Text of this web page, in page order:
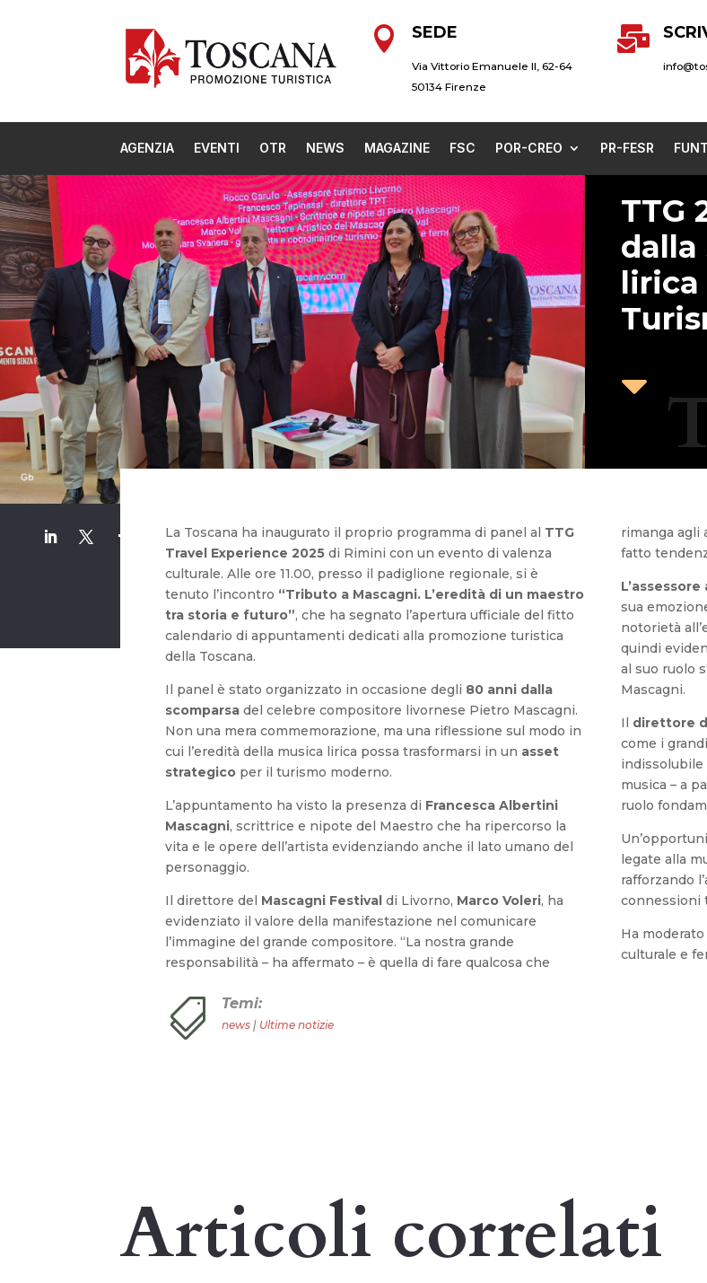
 SEDE
Via Vittorio Emanuele II, 62-64
50134 Firenze

AGENZIA EVENTI OTR NEWS MAGAZINE FSC POR-CREO PR-FESR FUNT
TTG
dalla
lirica

La Toscana ha inaugurato il proprio programma di panel al TTG
Travel Experience 2025 di Rimini con un evento di valenza
culturale. Alle ore 11.00, presso il padiglione regionale, si è
tenuto l’incontro “Tributo a Mascagni. L’eredità di un maestro
tra storia e futuro”, che ha segnato l’apertura ufficiale del fitto
calendario di appuntamenti dedicati alla promozione turistica
della Toscana.
Il panel è stato organizzato in occasione degli 80 anni dalla
scomparsa del celebre compositore livornese Pietro Mascagni.
Non una mera commemorazione, ma una riflessione sul modo in
cui l’eredità della musica lirica possa trasformarsi in un asset
strategico per il turismo moderno.
L’appuntamento ha visto la presenza di Francesca Albertini
Mascagni, scrittrice e nipote del Maestro che ha ripercorso la
vita e le opere dell’artista evidenziando anche il lato umano del
personaggio.
Il direttore del Mascagni Festivaldi Livorno, Marco Voleri, ha
evidenziato il valore della manifestazione nel comunicare
l’immagine del grande compositore. “La nostra grande
responsabilità – ha affermato – è quella di fare qualcosa che
rimanga agli
fatto
sua
notorietà
quindi
al suo ruolo
Mascagni.
Il direttore
come i
indissolubile
musica – a
ruolo
legate alla
rafforzando
connessioni
Ha moderato
culturale e
 Temi:
news | Ultime notizie
Articoli correlati